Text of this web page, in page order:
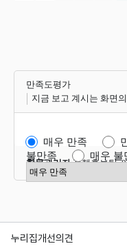
만족도평가
지금 보고 계시는 화면
매우 만족
불만족
매우 불
만족도 점수 선택
항목관리자정책홍보팀
누리집개선의견